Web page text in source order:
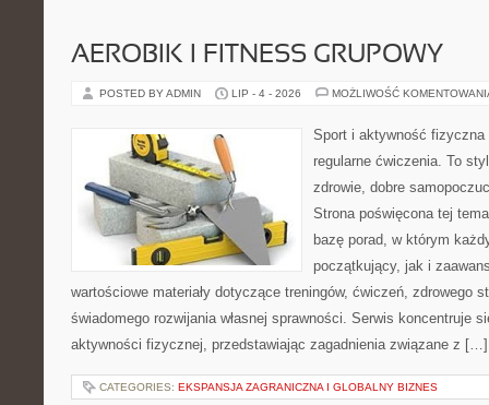
AEROBIK I FITNESS GRUPOWY
POSTED BY ADMIN LIP - 4 - 2026 MOŻLIWOŚĆ
Sport i aktywność
regularne ćwiczenia. To
zdrowie, dobre
Strona poświęcona tej
bazę porad, w którym
początkujący, jak i
wartościowe materiały dotyczące treningów, ćwiczeń, zdrowego
świadomego rozwijania własnej sprawności. Serwis koncentruje
aktywności fizycznej, przedstawiając zagadnienia związane z […]
CATEGORIES: EKSPANSJA ZAGRANICZNA I GLOBALNY BIZNES